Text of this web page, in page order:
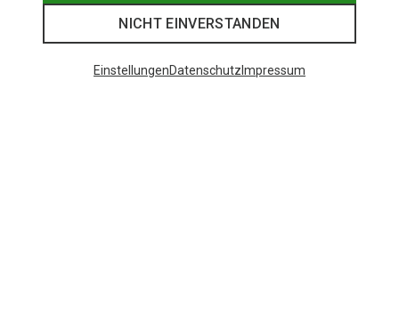
NICHT EINVERSTANDEN
EinstellungenDatenschutz Impressum